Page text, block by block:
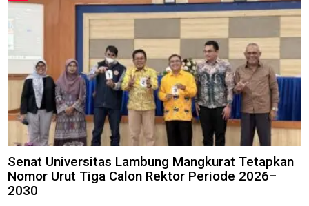
Senat Universitas Lambung Mangkurat Tetapkan
Nomor Urut Tiga Calon Rektor Periode 2026–
2030